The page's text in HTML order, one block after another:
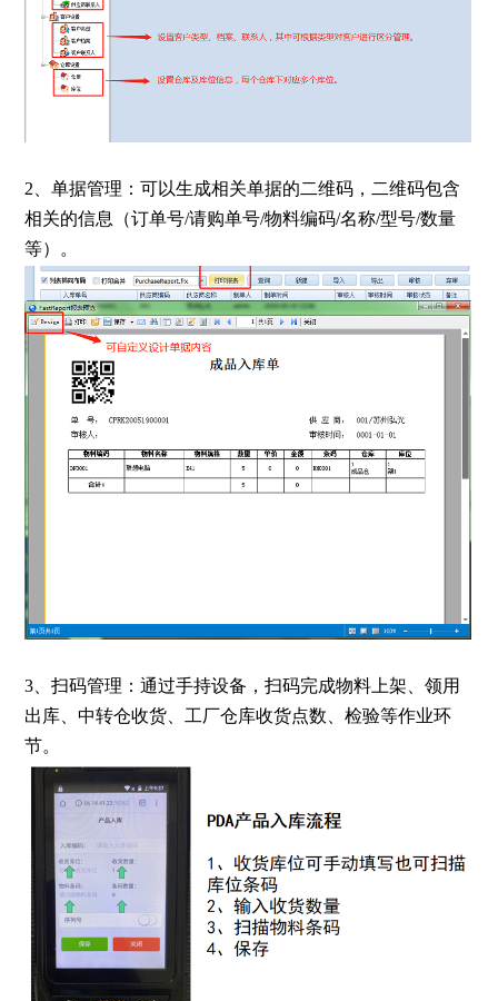
2、单据管理：可以生成相关单据的二维码，二维码包含
相关的信息（订单号/请购单号/物料编码/名称/型号/数量
等）。
3、扫码管理：通过手持设备，扫码完成物料上架、领用
出库、中转仓收货、工厂仓库收货点数、检验等作业环
节。